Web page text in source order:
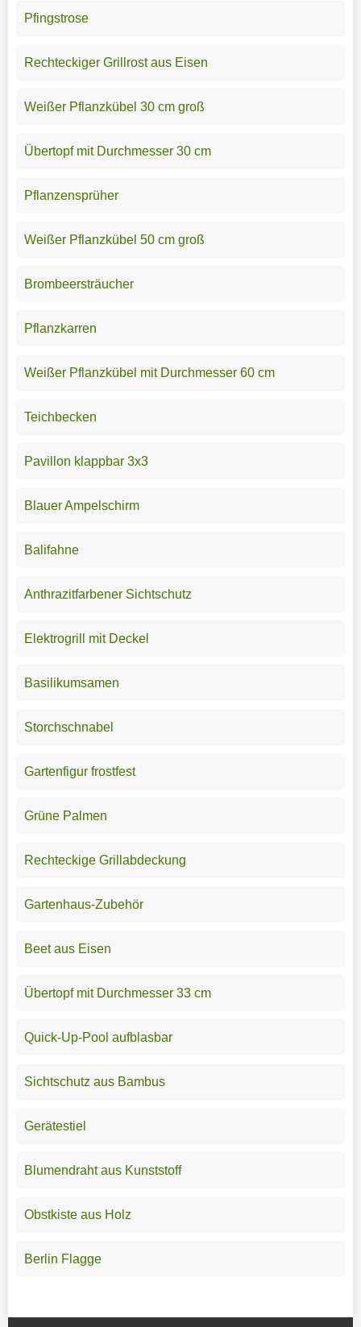
Pfingstrose
Rechteckiger Grillrost aus Eisen
Weißer Pflanzkübel 30 cm groß
Übertopf mit Durchmesser 30 cm
Pflanzensprüher
Weißer Pflanzkübel 50 cm groß
Brombeersträucher
Pflanzkarren
Weißer Pflanzkübel mit Durchmesser 60 cm
Teichbecken
Pavillon klappbar 3x3
Blauer Ampelschirm
Balifahne
Anthrazitfarbener Sichtschutz
Elektrogrill mit Deckel
Basilikumsamen
Storchschnabel
Gartenfigur frostfest
Grüne Palmen
Rechteckige Grillabdeckung
Gartenhaus-Zubehör
Beet aus Eisen
Übertopf mit Durchmesser 33 cm
Quick-Up-Pool aufblasbar
Sichtschutz aus Bambus
Gerätestiel
Blumendraht aus Kunststoff
Obstkiste aus Holz
Berlin Flagge